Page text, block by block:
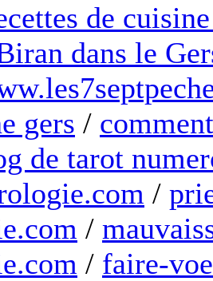
de
dans le
gers /
de tarot
/
/
/ faire-